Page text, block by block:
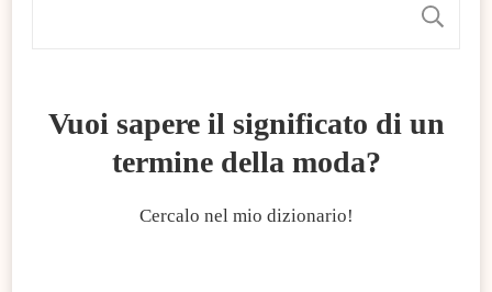
Vuoi sapere il significato di un
termine della moda?
Cercalo nel mio dizionario!